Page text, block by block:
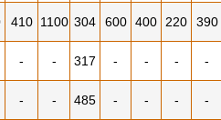
410 1100 304 600 400 220 390
- - 317 - - - -
- - 485 - - - -